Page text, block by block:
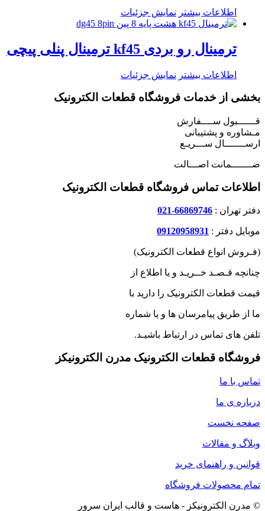
اطلاعات بیشتر نمایش جزئیات
ترمینال رو بردی kf45 ترمینال پنلی پیچی
اطلاعات بیشتر نمایش جزئیات
بخشی از خدمات فروشگاه قطعات الکترونیک
قــــــبول ســــفارش
مـشاوره و پشتیبانی
ارســـــــال ســـریـع
ضـــــــمانت اصـــالت
اطلاعات تماس فروشگاه قطعات الکترونیک
دفتر تهران : 66869746-021
موبایل دفتر : 09120958931
(فـروش انواع قطعات الکترونیک)
چنانچه قـصـد خــریـد و یا اطلاع از
قیمت قطعات الکترونیک را دارید با
ما از طریق پیامرسان ها و یا شماره
تلفن های تماس در ارتباط باشیـد.
فروشگاه قطعات الکترونیک مدرن الکترونیکز
تماس با ما
درباره ی ما
صفحه نخست
وبلاگ و مقالات
قوانین و راهنمای خرید
تمام محصولات فروشگاه
© مدرن الکترونیکز - هاست و قالب ایران سرور